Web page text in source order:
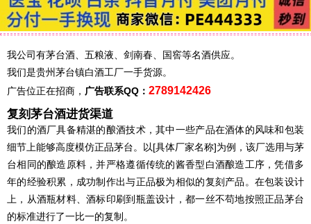
我公司有茅台酒、五粮液、剑南春、国窖等名酒供应。
我们是贵州茅台镇白酒工厂一手货源。
广告位正在招商， 广告联系QQ： 2789142426
复刻茅台酒进货渠道
我们的酒厂具备精湛的酿酒技术，其中一些产品在酒体的风味和包装
细节上能够高度模仿正品茅台。以[具体厂家名称]为例，该厂选用与茅
台相同的酿造原料，并严格遵循传统的酱香型白酒酿造工序，凭借多
年的经验积累，成功制作出与正品极为相似的复刻产品。在包装设计
上，从酒瓶材料、酒标印刷到瓶盖设计，都一丝不苟地按照正品茅台
的标准进行了一比一的复制。